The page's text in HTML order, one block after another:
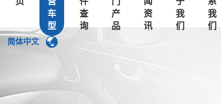
车
型
东风风光
郑州日产
查
询
产
品
资
讯
我
们
我
们
简体中文